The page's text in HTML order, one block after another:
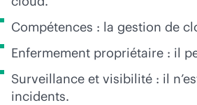
Compétences : la gestion de
Enfermement propriétaire : il
Surveillance et visibilité : il
incidents.